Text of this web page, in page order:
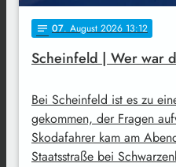
notes 07. August 2026 13:12
Scheinfeld | Wer war
Bei Scheinfeld ist es zu
gekommen, der Fragen
Skodafahrer kam am
Staatsstraße bei